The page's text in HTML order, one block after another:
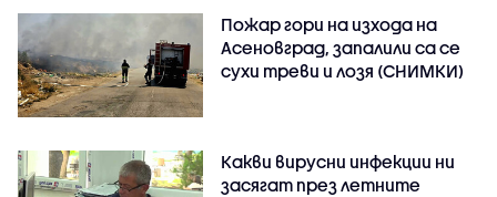
Пожар гори на изхода на
Асеновград, запалили са се
сухи треви и лозя (СНИМКИ)
Какви вирусни инфекции ни
засягат през летните